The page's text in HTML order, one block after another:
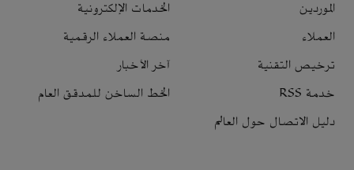
الموردين
الخدمات الإلكترونية
العملاء
منصة العملاء الرقمية
ترخيص التقنية
آخر الأخبار
خدمة RSS
الخط الساخن للمدقق العام
دليل الاتصال حول العالم